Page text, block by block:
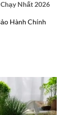
Nhất 2026
Hành Chính